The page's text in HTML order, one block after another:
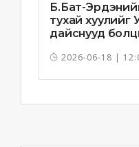
Б.Бат-
тухай
дайснууд
2026-06-18 |